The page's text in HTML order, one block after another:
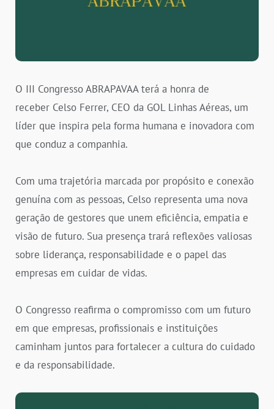
O III Congresso ABRAPAVAA terá a honra de
receber Celso Ferrer, CEO da GOL Linhas Aéreas, um
líder que inspira pela forma humana e inovadora com
que conduz a companhia.
Com uma trajetória marcada por propósito e conexão
genuína com as pessoas, Celso representa uma nova
geração de gestores que unem eficiência, empatia e
visão de futuro. Sua presença trará reflexões valiosas
sobre liderança, responsabilidade e o papel das
empresas em cuidar de vidas.
O Congresso reafirma o compromisso com um futuro
em que empresas, profissionais e instituições
caminham juntos para fortalecer a cultura do cuidado
e da responsabilidade.